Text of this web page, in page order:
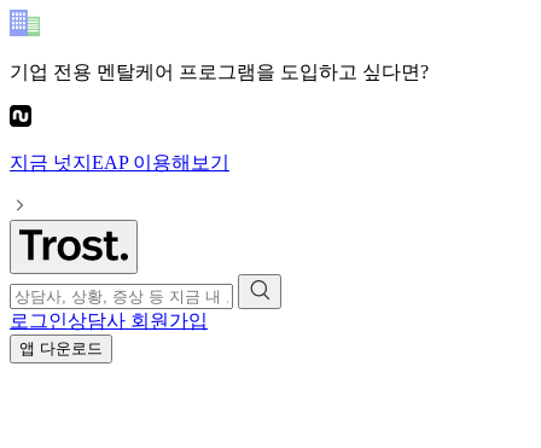
기업 전용 멘탈케어 프로그램을 도입하고 싶다면?
지금 넛지EAP이용해보기
로그인상담사 회원가입
앱 다운로드